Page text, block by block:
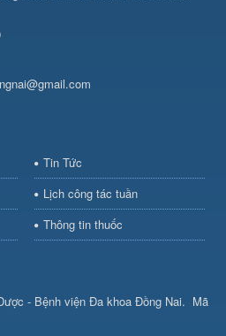
Tin Tức
Lịch công tác tuần
Thông tin thuốc
- Bệnh viện Đa khoa Đồng Nai. Mã